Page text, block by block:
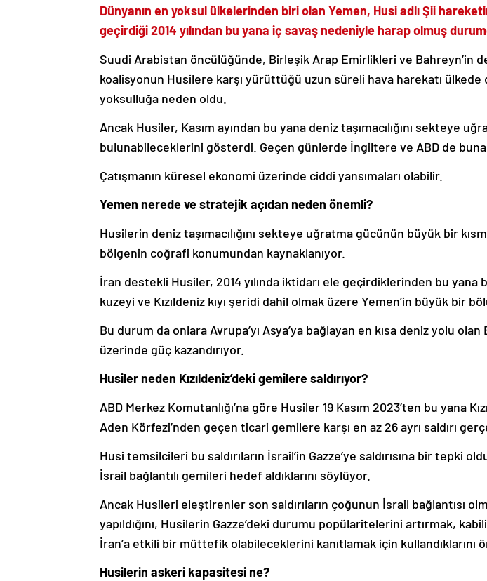
Dünyanın en yoksul ülkelerinden biri olan Yemen, Husi adlı Şii
geçirdiği 2014 yılından bu yana iç savaş nedeniyle harap olmuş
Suudi Arabistan öncülüğünde, Birleşik Arap Emirlikleri ve Bahreyn’in
koalisyonun Husilere karşı yürüttüğü uzun süreli hava harekatı ülkede
yoksulluğa neden oldu.
Ancak Husiler, Kasım ayından bu yana deniz taşımacılığını sekteye
bulunabileceklerini gösterdi. Geçen günlerde İngiltere ve ABD de buna
Çatışmanın küresel ekonomi üzerinde ciddi yansımaları olabilir.
Yemen nerede ve stratejik açıdan neden önemli?
Husilerin deniz taşımacılığını sekteye uğratma gücünün büyük bir
bölgenin coğrafi konumundan kaynaklanıyor.
İran destekli Husiler, 2014 yılında iktidarı ele geçirdiklerinden bu yana
kuzeyi ve Kızıldeniz kıyı şeridi dahil olmak üzere Yemen’in büyük bir
Bu durum da onlara Avrupa’yı Asya’ya bağlayan en kısa deniz yolu
üzerinde güç kazandırıyor.
Husiler neden Kızıldeniz’deki gemilere saldırıyor?
ABD Merkez Komutanlığı’na göre Husiler 19 Kasım 2023’ten bu yana
Aden Körfezi’nden geçen ticari gemilere karşı en az 26 ayrı saldırı
Husi temsilcileri bu saldırıların İsrail’in Gazze’ye saldırısına bir tepki
İsrail bağlantılı gemileri hedef aldıklarını söylüyor.
Ancak Husileri eleştirenler son saldırıların çoğunun İsrail bağlantısı
yapıldığını, Husilerin Gazze’deki durumu popülaritelerini artırmak,
İran’a etkili bir müttefik olabileceklerini kanıtlamak için kullandıklarını
Husilerin askeri kapasitesi ne?